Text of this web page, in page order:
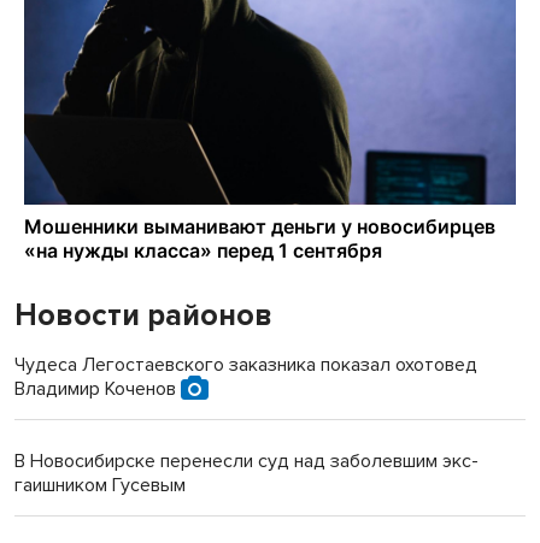
Новости районов
Чудеса Легостаевского заказника показал охотовед
Владимир Коченов
В Новосибирске перенесли суд над заболевшим экс-
гаишником Гусевым